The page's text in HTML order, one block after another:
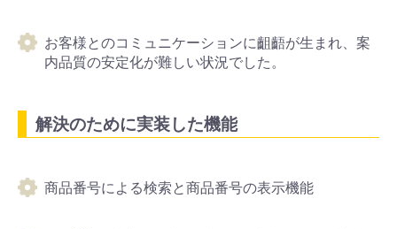
お客様とのコミュニケーションに齟齬が生まれ、案
内品質の安定化が難しい状況でした。
解決のために実装した機能
商品番号による検索と商品番号の表示機能